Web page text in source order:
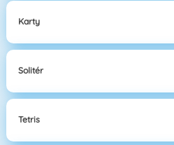
Karty
Solitér
Tetris